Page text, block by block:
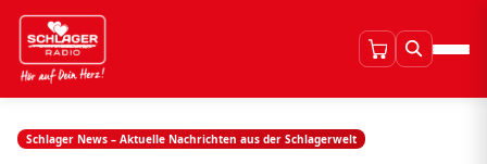
Schlager News – Aktuelle Nachrichten aus der Schlagerwelt